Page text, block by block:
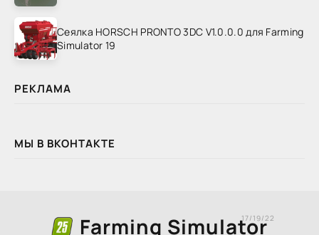
Сеялка HORSCH PRONTO 3DC V1.0.0.0 для Farming
Simulator 19
РЕКЛАМА
МЫ В ВКОНТАКТЕ
Farming Simulator
17/19/22